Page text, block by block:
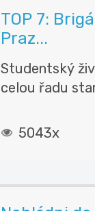
TOP 7:
Praz...
Studentský
celou řadu
5043x